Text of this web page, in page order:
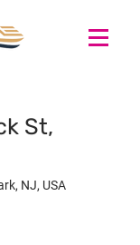
St,
NJ, USA